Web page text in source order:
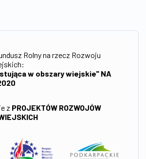
Rolny na rzecz Rozwoju
w obszary wiejskie" NA
z PROJEKTÓW ROZWOJÓW